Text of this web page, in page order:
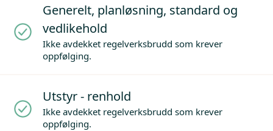
Generelt, planløsning, standard og
vedlikehold
Ikke avdekket regelverksbrudd som krever
oppfølging.
Utstyr - renhold
Ikke avdekket regelverksbrudd som krever
oppfølging.